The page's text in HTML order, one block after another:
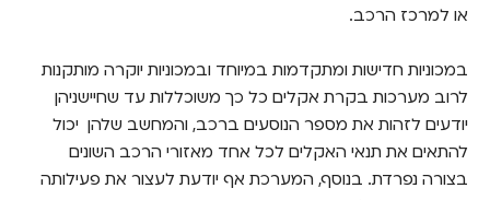
או למרכז הרכב.
במכוניות חדישות ומתקדמות במיוחד ובמכוניות יוקרה מותקנות
לרוב מערכות בקרת אקלים כל כך משוכללות עד שחיישניהן
יודעים לזהות את מספר הנוסעים ברכב, והמחשב שלהן יכול
להתאים את תנאי האקלים לכל אחד מאזורי הרכב השונים
בצורה נפרדת. בנוסף, המערכת אף יודעת לעצור את פעילותה